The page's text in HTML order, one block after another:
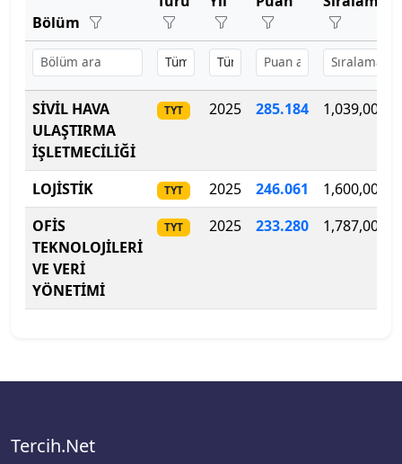
Başkent Üniversitesi
Başkent Üniversitesi
Başkent Üniversitesi
Batman Üniversitesi
Bayburt Üniversitesi
Beykoz Üniversitesi
Bezm-İ Alem Vakıf Üniversitesi
Biruni Üniversitesi
Turizm Fakültesi
Uygulamalı Bilimler Fakültesi
Veteriner Fakültesi
Ziraat Fakültesi
Bölüm
SİVİL HAVA
ULAŞTIRMA
İŞLETMECİLİĞİ
TYT 2025 285.184 1,039,000
LOJİSTİK TYT 2025 246.061
1,600,000
OFİS
TEKNOLOJİLERİ
VE VERİ
YÖNETİMİ
TYT 2025 233.280 1,787,000
Tercih.Net